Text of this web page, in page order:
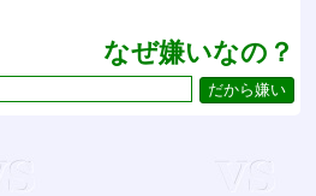
なぜ嫌いなの？